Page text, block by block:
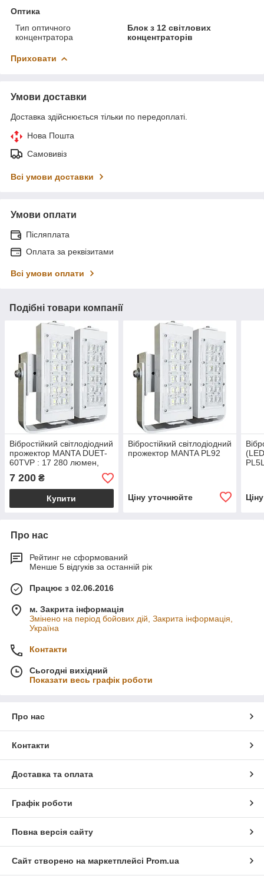
Оптика
Тип оптичного
концентратора
Блок з 12 світлових
концентраторів
Приховати
Умови доставки
Доставка здійснюється тільки по передоплаті.
Нова Пошта
Самовивіз
Всі умови доставки
Умови оплати
Післяплата
Оплата за реквізитами
Всі умови оплати
Подібні товари компанії
Вібростійкий світлодіодний
прожектор MANTA DUET-
60TVP : 17 280 люмен,
більше ніж 19 000 кандел
7 200 ₴
Купити
Вібростійкий світлодіодний
прожектор MANTA PL92
Ціну уточнюйте
Про нас
Рейтинг не сформований
Менше 5 відгуків за останній рік
Працює з 02.06.2016
м. Закрита інформація
Змінено на період бойових дій, Закрита інформація,
Україна
Контакти
Сьогодні вихідний
Показати весь графік роботи
Про нас
Контакти
Доставка та оплата
Графік роботи
Повна версія сайту
Сайт створено на маркетплейсі Prom.ua